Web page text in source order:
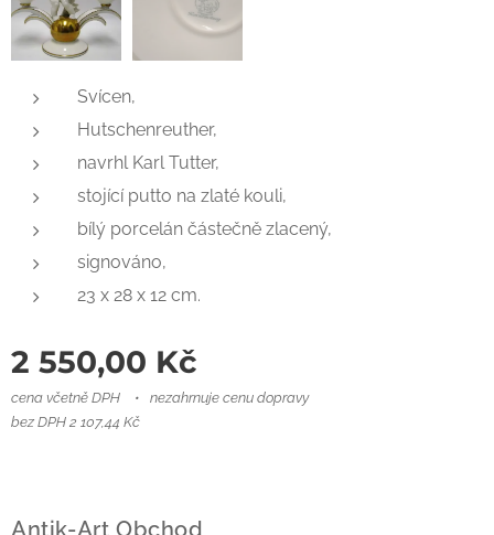
Svícen,
Hutschenreuther,
navrhl Karl Tutter,
stojící putto na zlaté kouli,
bílý porcelán částečně zlacený,
signováno,
23 x 28 x 12 cm.
2 550,00 Kč
cena včetně DPH
nezahrnuje cenu dopravy
bez DPH 2 107,44 Kč
Antik-Art Obchod